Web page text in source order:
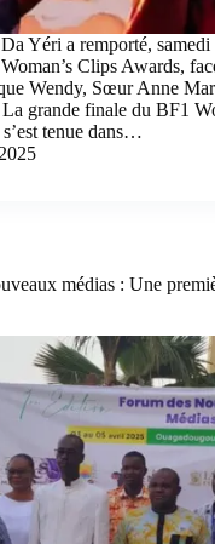
Yéri a remporté,
Clips Awards,
Wendy, Sœur Anne
grande finale du BF1
tenue dans…
médias : Une